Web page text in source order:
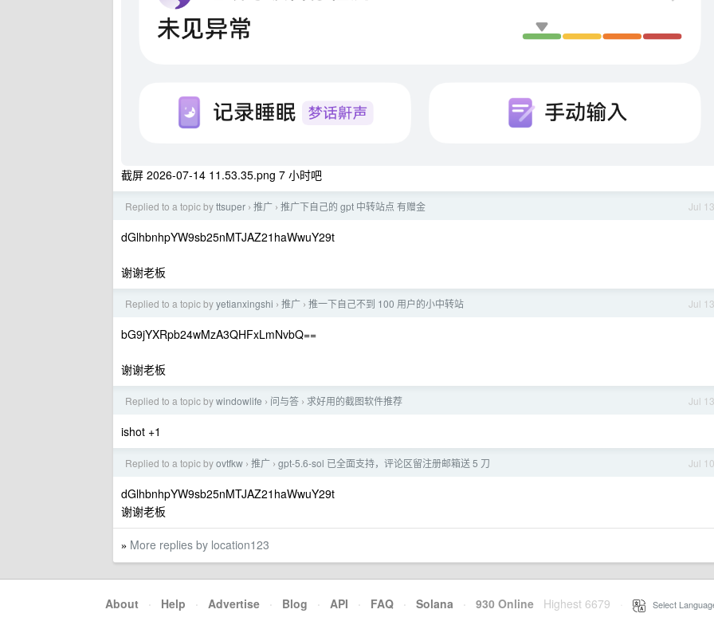
截屏 2026-07-14 11.53.35.png 7 小时吧
Jul 13
Replied to a topic byttsuper › 推广 › 推广下自己的 gpt 中转站点 有赠金
dGlhbnhpYW9sb25nMTJAZ21haWwuY29t
谢谢老板
Jul 13
Replied to a topic byyetianxingshi › 推广 › 推一下自己不到 100 用户的小中转站
bG9jYXRpb24wMzA3QHFxLmNvbQ==
谢谢老板
Jul 13
Replied to a topic bywindowlife › 问与答 › 求好用的截图软件推荐
ishot +1
Jul 10
Replied to a topic byovtfkw › 推广 › gpt-5.6-sol 已全面支持，评论区留注册邮箱送 5 刀
dGlhbnhpYW9sb25nMTJAZ21haWwuY29t
谢谢老板
» More replies by location123
About · Help · Advertise · Blog · API · FAQ · Solana · 930 Online Highest 6679 Select